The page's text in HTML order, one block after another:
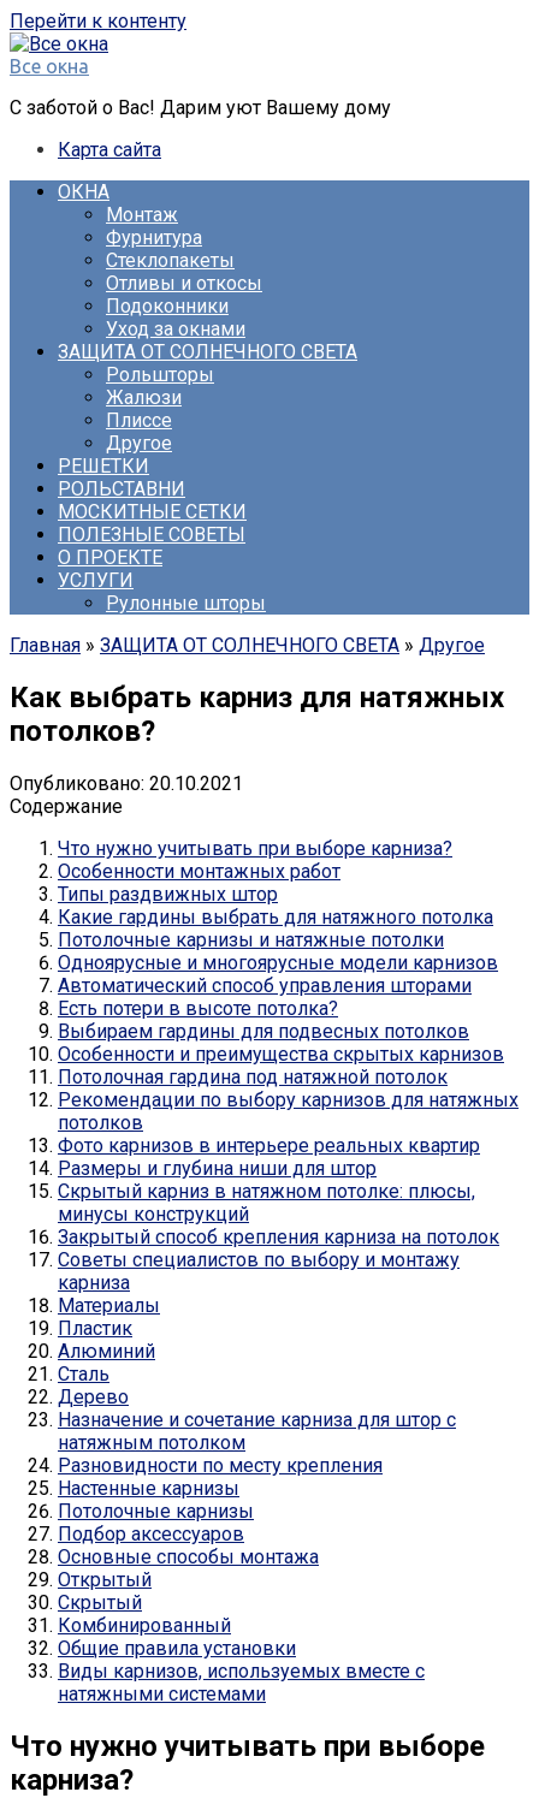
Перейти к контенту
Все окна
С заботой о Вас! Дарим уют Вашему дому
Карта сайта
ОКНА
Монтаж
Фурнитура
Стеклопакеты
Отливы и откосы
Подоконники
Уход за окнами
ЗАЩИТА ОТ СОЛНЕЧНОГО СВЕТА
Рольшторы
Жалюзи
Плиссе
Другое
РЕШЕТКИ
РОЛЬСТАВНИ
МОСКИТНЫЕ СЕТКИ
ПОЛЕЗНЫЕ СОВЕТЫ
О ПРОЕКТЕ
УСЛУГИ
Рулонные шторы
Главная » ЗАЩИТА ОТ СОЛНЕЧНОГО СВЕТА » Другое
Как выбрать карниз для натяжных
потолков?
Опубликовано: 20.10.2021
Содержание
Что нужно учитывать при выборе карниза?
Особенности монтажных работ
Типы раздвижных штор
Какие гардины выбрать для натяжного потолка
Потолочные карнизы и натяжные потолки
Одноярусные и многоярусные модели карнизов
Автоматический способ управления шторами
Есть потери в высоте потолка?
Выбираем гардины для подвесных потолков
Особенности и преимущества скрытых карнизов
Потолочная гардина под натяжной потолок
Рекомендации по выбору карнизов для натяжных
потолков
Фото карнизов в интерьере реальных квартир
Размеры и глубина ниши для штор
Скрытый карниз в натяжном потолке: плюсы,
минусы конструкций
Закрытый способ крепления карниза на потолок
Советы специалистов по выбору и монтажу
карниза
Материалы
Пластик
Алюминий
Сталь
Дерево
Назначение и сочетание карниза для штор с
натяжным потолком
Разновидности по месту крепления
Настенные карнизы
Потолочные карнизы
Подбор аксессуаров
Основные способы монтажа
Открытый
Скрытый
Комбинированный
Общие правила установки
Виды карнизов, используемых вместе с
натяжными системами
Что нужно учитывать при выборе
карниза?